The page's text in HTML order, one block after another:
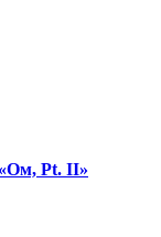
Pt. II»